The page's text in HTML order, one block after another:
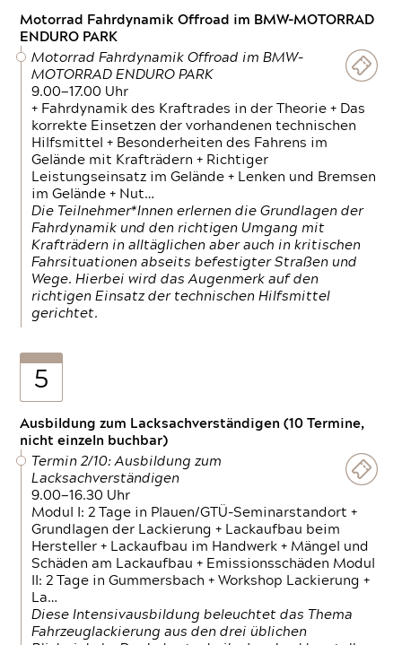
Motorrad Fahrdynamik Offroad im BMW-MOTORRAD
ENDURO PARK
Motorrad Fahrdynamik Offroad im BMW-
MOTORRAD ENDURO PARK
9.00—17.00 Uhr
+ Fahrdynamik des Kraftrades in der Theorie + Das
korrekte Einsetzen der vorhandenen technischen
Hilfsmittel + Besonderheiten des Fahrens im
Gelände mit Krafträdern + Richtiger
Leistungseinsatz im Gelände + Lenken und Bremsen
im Gelände + Nut…
Die Teilnehmer*Innen erlernen die Grundlagen der
Fahrdynamik und den richtigen Umgang mit
Krafträdern in alltäglichen aber auch in kritischen
Fahrsituationen abseits befestigter Straßen und
Wege. Hierbei wird das Augenmerk auf den
richtigen Einsatz der technischen Hilfsmittel
gerichtet.
5
Ausbildung zum Lacksachverständigen (10 Termine,
nicht einzeln buchbar)
Termin 2/10: Ausbildung zum
Lacksachverständigen
9.00—16.30 Uhr
Modul I: 2 Tage in Plauen/GTÜ-Seminarstandort +
Grundlagen der Lackierung + Lackaufbau beim
Hersteller + Lackaufbau im Handwerk + Mängel und
Schäden am Lackaufbau + Emissionsschäden Modul
II: 2 Tage in Gummersbach + Workshop Lackierung +
La…
Diese Intensivausbildung beleuchtet das Thema
Fahrzeuglackierung aus den drei üblichen